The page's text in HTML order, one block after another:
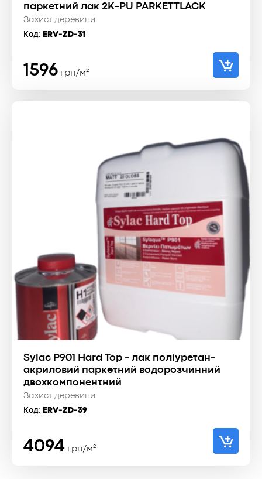
паркетний лак 2K-PU PARKETTLACK
Захист деревини
Код: ERV-ZD-31
1596 грн/м²
Sylac P901 Hard Top - лак поліуретан-
акриловий паркетний водорозчинний
двохкомпонентний
Захист деревини
Код: ERV-ZD-39
4094 грн/м²